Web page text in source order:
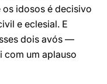
idosos é decisivo
e eclesial. E
dois avós —
com um aplauso